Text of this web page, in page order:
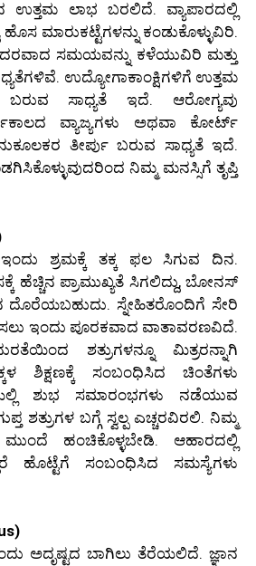
ಲಾಭ ಬರಲಿದೆ. ವ್ಯಾಪಾರದಲ್ಲಿ
ಹೊಸ ಮಾರುಕಟ್ಟೆಗಳನ್ನು ಕಂಡುಕೊಳ್ಳುವಿರಿ.
ಸಮಯವನ್ನು ಕಳೆಯುವಿರಿ ಮತ್ತು
ಉದ್ಯೋಗಾಕಾಂಕ್ಷಿಗಳಿಗೆ ಉತ್ತಮ
ಸಾಧ್ಯತೆ ಇದೆ. ಆರೋಗ್ಯವು
ವ್ಯಾಜ್ಯಗಳು ಅಥವಾ ಕೋರ್ಟ್
ತೀರ್ಪು ಬರುವ ಸಾಧ್ಯತೆ ಇದೆ.
ನಿಮ್ಮ ಮನಸ್ಸಿಗೆ ತೃಪ್ತಿ
ಶ್ರಮಕ್ಕೆ ತಕ್ಕ ಫಲ ಸಿಗುವ ದಿನ.
ಹೆಚ್ಚಿನ ಪ್ರಾಮುಖ್ಯತೆ ಸಿಗಲಿದ್ದು, ಬೋನಸ್
ದೊರೆಯಬಹುದು. ಸ್ನೇಹಿತರೊಂದಿಗೆ ಸೇರಿ
ಇಂದು ಪೂರಕವಾದ ವಾತಾವರಣವಿದೆ.
ಶತ್ರುಗಳನ್ನೂ ಮಿತ್ರರನ್ನಾಗಿ
ಶಿಕ್ಷಣಕ್ಕೆ ಸಂಬಂಧಿಸಿದ ಚಿಂತೆಗಳು
ಶುಭ ಸಮಾರಂಭಗಳು ನಡೆಯುವ
ಶತ್ರುಗಳ ಬಗ್ಗೆ ಸ್ವಲ್ಪ ಎಚ್ಚರವಿರಲಿ. ನಿಮ್ಮ
ಮುಂದೆ ಹಂಚಿಕೊಳ್ಳಬೇಡಿ. ಆಹಾರದಲ್ಲಿ
ಹೊಟ್ಟೆಗೆ ಸಂಬಂಧಿಸಿದ ಸಮಸ್ಯೆಗಳು
ಅದೃಷ್ಟದ ಬಾಗಿಲು ತೆರೆಯಲಿದೆ. ಜ್ಞಾನ